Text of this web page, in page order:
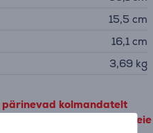
15,5 cm
16,1 cm
3,69 kg
kolmandatelt
vaid siis kui nõustute meie